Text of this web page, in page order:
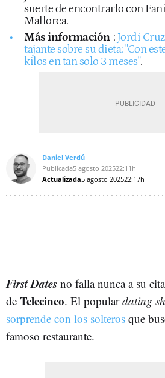
suerte de encontrarlo con
Mallorca.
Más información : Jordi
tajante sobre su dieta: "Con
kilos en tan solo 3 meses".
Daniel Verdú
Publicada5 agosto 202522:11h
Actualizada5 agosto 202522:17h
First Dates no falla nunca a su
de Telecinco. El populardating
sorprende con los solteros que
famoso restaurante.